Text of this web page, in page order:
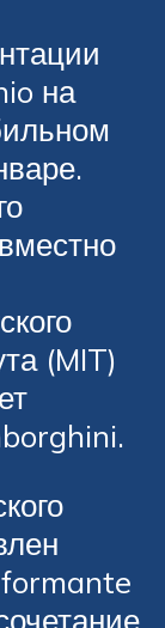
на
(MIT)